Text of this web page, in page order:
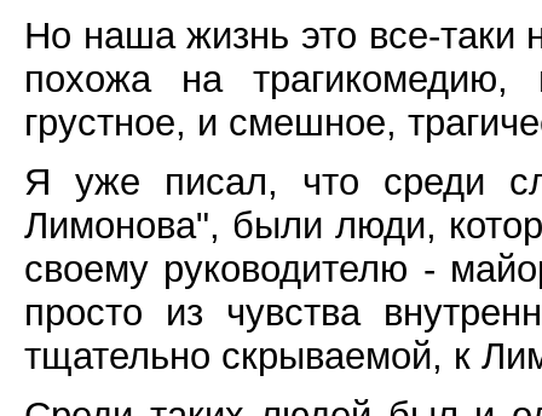
Но наша жизнь это все-таки
похожа на
грустное, и смешное,
Я уже писал, что среди
Лимонова", были люди,
своему руководителю -
просто из чувства
тщательно скрываемой, к